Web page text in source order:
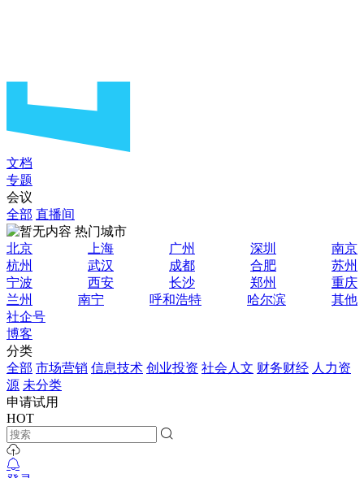
文档
专题
会议
全部 直播间
热门城市
北京
上海 广州 深圳
南京
杭州
武汉 成都 合肥
苏州
宁波
西安 长沙 郑州
重庆
兰州
南宁 呼和浩特 哈尔滨
其他
社企号
博客
分类
全部 市场营销 信息技术 创业投资 社会人文 财务财经 人力资
源 未分类
申请试用
HOT